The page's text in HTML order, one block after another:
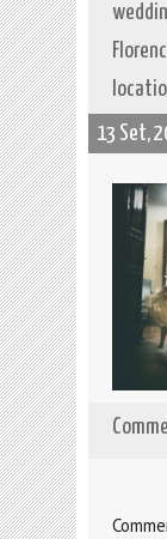
13 Set,